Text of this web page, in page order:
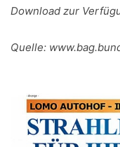
Download zur
Quelle: